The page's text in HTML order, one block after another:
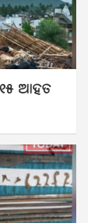
୧୫ ଆହତ